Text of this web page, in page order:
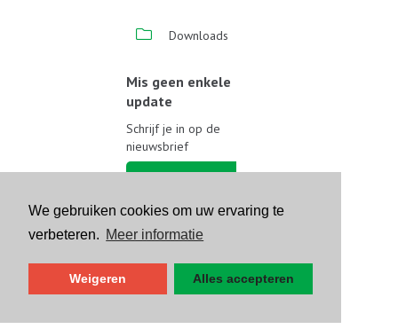
We gebruiken cookies om uw ervaring te
verbeteren. Meer informatie
Weigeren Alles accepteren
Downloads
Mis geen enkele
update
Schrijf je in op de
nieuwsbrief
Volg ons op sociale media